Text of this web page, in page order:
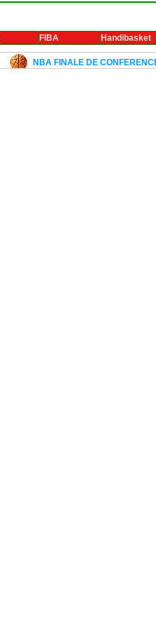
FIBA Handibasket
FINALE DE CONFERENCE 2024: